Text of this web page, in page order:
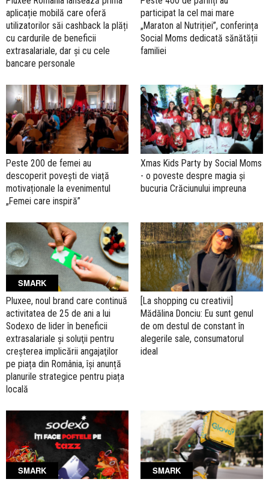
aplicație mobilă care oferă
utilizatorilor săi cashback la plăți
cu cardurile de beneficii
extrasalariale, dar și cu cele
bancare personale
participat la cel mai mare
„Maraton al Nutriției”, conferința
Social Moms dedicată sănătății
familiei
Peste 200 de femei au
descoperit povești de viață
motivaționale la evenimentul
„Femei care inspiră”
Xmas Kids Party by Social Moms
- o poveste despre magia și
bucuria Crăciunului impreuna
SMARK
Pluxee, noul brand care continuă
activitatea de 25 de ani a lui
Sodexo de lider în beneficii
extrasalariale şi soluţii pentru
creşterea implicării angajaţilor
pe piața din România, își anunță
planurile strategice pentru piața
locală
[La shopping cu creativii]
Mădălina Donciu: Eu sunt genul
de om destul de constant în
alegerile sale, consumatorul
ideal
SMARK
SMARK